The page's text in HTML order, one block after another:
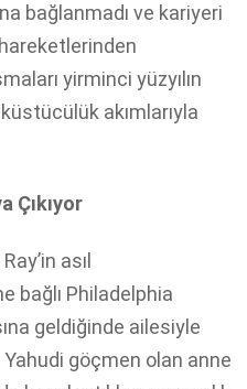
bağlanmadı ve kariyeri
yirminci yüzyılın
akımlarıyla
Çıkıyor
asıl
bağlı Philadelphia
geldiğinde ailesiyle
Yahudi göçmen olan anne